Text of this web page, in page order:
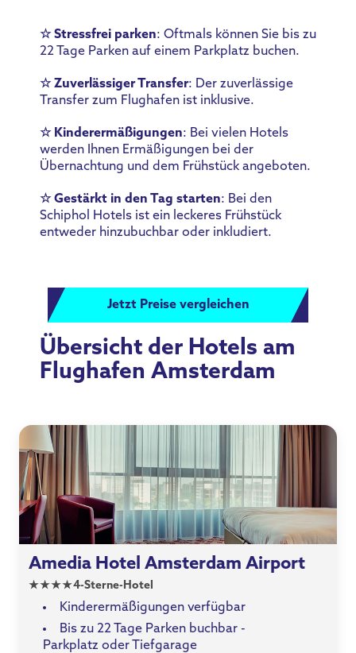
☆ Stressfrei parken: Oftmals können Sie bis zu
22 Tage Parken auf einem Parkplatz buchen.
☆ Zuverlässiger Transfer: Der zuverlässige
Transfer zum Flughafen ist inklusive.
☆ Kinderermäßigungen: Bei vielen Hotels
werden Ihnen Ermäßigungen bei der
Übernachtung und dem Frühstück angeboten.
☆ Gestärkt in den Tag starten: Bei den
Schiphol Hotels ist ein leckeres Frühstück
entweder hinzubuchbar oder inkludiert.
Jetzt Preise vergleichen
Übersicht der Hotels am
Flughafen Amsterdam
Amedia Hotel Amsterdam Airport
★★★★4-Sterne-Hotel
Kinderermäßigungen verfügbar
Bis zu 22 Tage Parken buchbar -
Parkplatz oder Tiefgarage